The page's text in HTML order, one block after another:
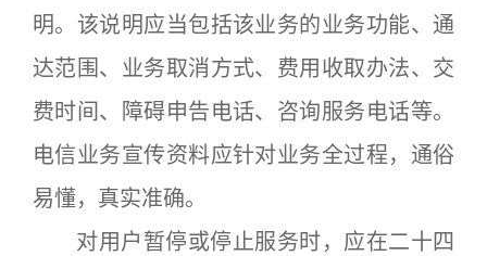
明。该说明应当包括该业务的业务功能、通
达范围、业务取消方式、费用收取办法、交
费时间、障碍申告电话、咨询服务电话等。
电信业务宣传资料应针对业务全过程，通俗
易懂，真实准确。
对用户暂停或停止服务时，应在二十四